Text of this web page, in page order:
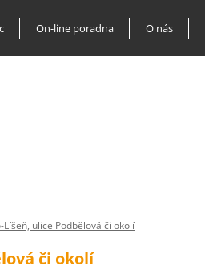
On-line poradna O nás
ulice Podbělová či okolí
či okolí